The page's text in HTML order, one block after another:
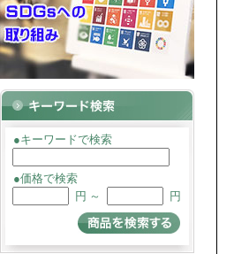
●キーワードで検索
●価格で検索
円 ～
円